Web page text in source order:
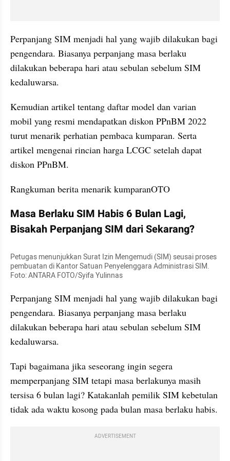
Perpanjang SIM menjadi hal yang wajib dilakukan bagi
pengendara. Biasanya perpanjang masa berlaku
dilakukan beberapa hari atau sebulan sebelum SIM
kedaluwarsa.
Kemudian artikel tentang daftar model dan varian
mobil yang resmi mendapatkan diskon PPnBM 2022
turut menarik perhatian pembaca kumparan. Serta
artikel mengenai rincian harga LCGC setelah dapat
diskon PPnBM.
Rangkuman berita menarik kumparanOTO
Masa Berlaku SIM Habis 6 Bulan Lagi,
Bisakah Perpanjang SIM dari Sekarang?
Petugas menunjukkan Surat Izin Mengemudi (SIM) seusai proses
pembuatan di Kantor Satuan Penyelenggara Administrasi SIM.
Foto: ANTARA FOTO/Syifa Yulinnas
Perpanjang SIM menjadi hal yang wajib dilakukan bagi
pengendara. Biasanya perpanjang masa berlaku
dilakukan beberapa hari atau sebulan sebelum SIM
kedaluwarsa.
Tapi bagaimana jika seseorang ingin segera
memperpanjang SIM tetapi masa berlakunya masih
tersisa 6 bulan lagi? Katakanlah pemilik SIM kebetulan
tidak ada waktu kosong pada bulan masa berlaku habis.
ADVERTISEMENT